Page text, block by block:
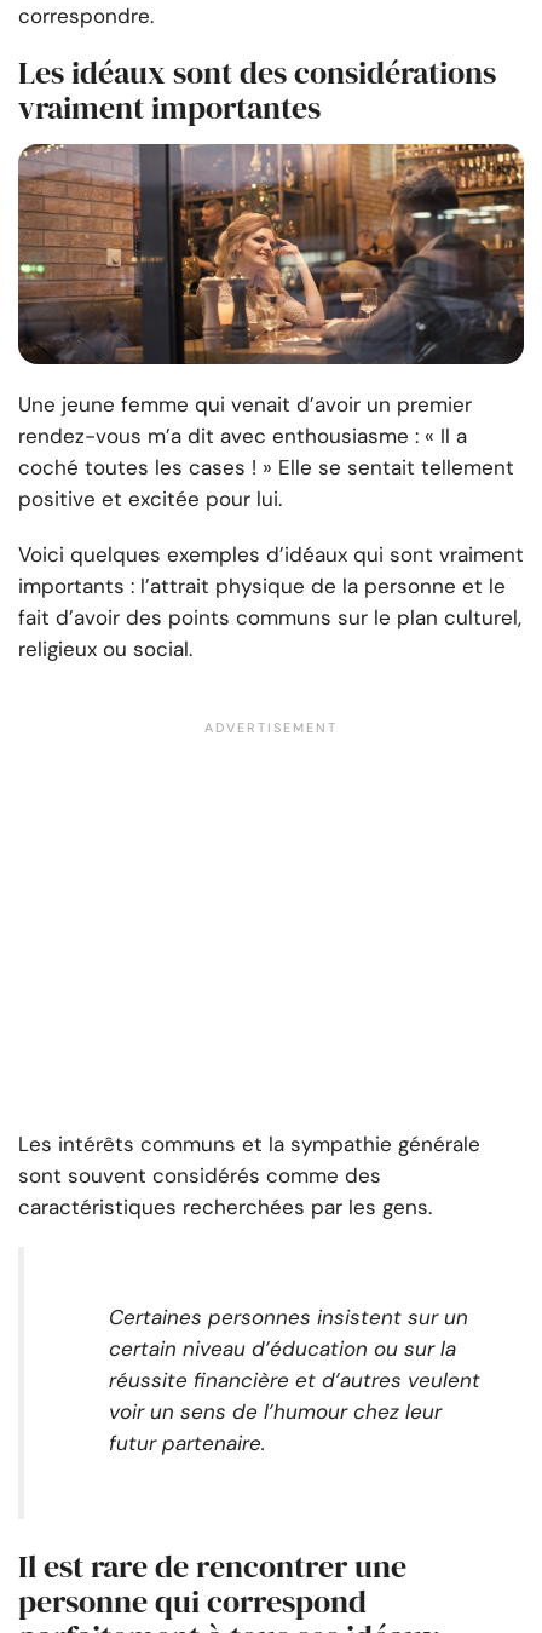
correspondre.
Les idéaux sont des considérations
vraiment importantes
Une jeune femme qui venait d’avoir un premier
rendez-vous m’a dit avec enthousiasme : « Il a
coché toutes les cases ! » Elle se sentait tellement
positive et excitée pour lui.
Voici quelques exemples d’idéaux qui sont vraiment
importants : l’attrait physique de la personne et le
fait d’avoir des points communs sur le plan culturel,
religieux ou social.
Les intérêts communs et la sympathie générale
sont souvent considérés comme des
caractéristiques recherchées par les gens.
Certaines personnes insistent sur un
certain niveau d’éducation ou sur la
réussite financière et d’autres veulent
voir un sens de l’humour chez leur
futur partenaire.
Il est rare de rencontrer une
personne qui correspond